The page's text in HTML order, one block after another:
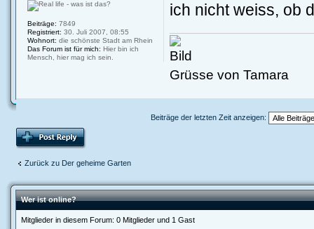
ich nicht weiss, ob
Grüsse von Tamara
Beiträge: 7849
Registriert: 30. Juli 2007, 08:55
Wohnort: die schönste Stadt am Rhein
Das Forum ist für mich: Hier bin ich
Mensch, hier mag ich sein.
Beiträge der letzten Zeit anzeigen:
Zurück zu Der geheime Garten
Wer ist online?
Mitglieder in diesem Forum: 0 Mitglieder und 1 Gast